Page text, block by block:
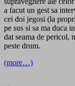
a facut un gest sa
cei doi jegosi (la
pe sus si sa ma duca
dat seama de pericol,
peste drum.
(more…)